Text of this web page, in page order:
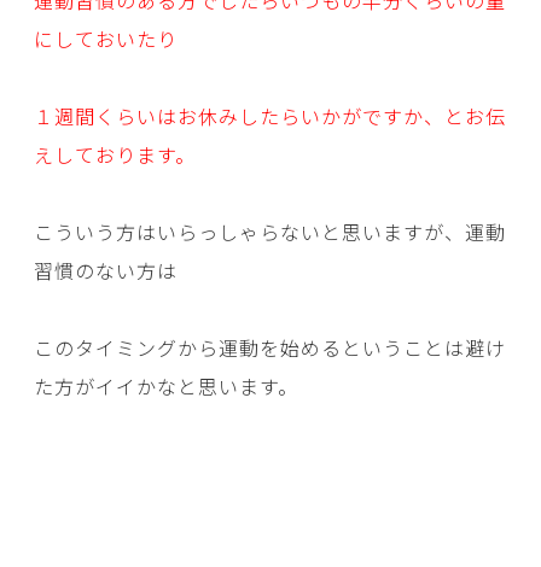
にしておいたり
１週間くらいはお休みしたらいかがですか、とお伝
えしております。
こういう方はいらっしゃらないと思いますが、運動
習慣のない方は
このタイミングから運動を始めるということは避け
た方がイイかなと思います。